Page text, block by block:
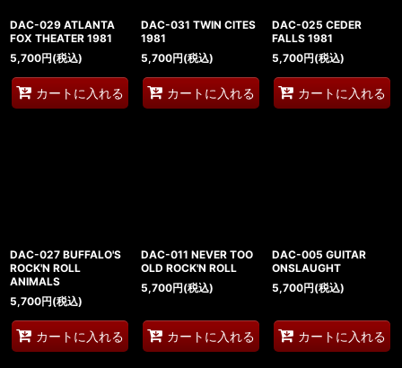
DAC-029 ATLANTA
FOX THEATER 1981
5,700円(税込)
カートに入れる
DAC-031 TWIN CITES
1981
5,700円(税込)
カートに入れる
DAC-025 CEDER
FALLS 1981
5,700円(税込)
カートに入れる
DAC-027 BUFFALO'S
ROCK'N ROLL
ANIMALS
5,700円(税込)
カートに入れる
DAC-011 NEVER TOO
OLD ROCK'N ROLL
5,700円(税込)
カートに入れる
DAC-005 GUITAR
ONSLAUGHT
5,700円(税込)
カートに入れる